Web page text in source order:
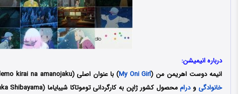
درباره انیمیشن:
انیمهدوست اهریمن من(
My Oni Girl) با عنوان اصلی (Suki demo kirai na amanojaku) یک کارتون فانتزی،
خانوادگی ودرام